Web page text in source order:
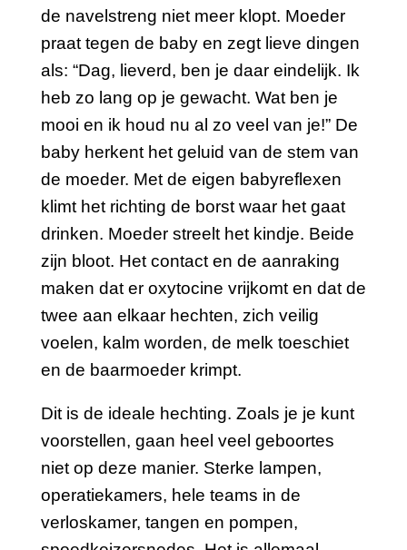
de navelstreng niet meer klopt. Moeder
praat tegen de baby en zegt lieve dingen
als: “Dag, lieverd, ben je daar eindelijk. Ik
heb zo lang op je gewacht. Wat ben je
mooi en ik houd nu al zo veel van je!” De
baby herkent het geluid van de stem van
de moeder. Met de eigen babyreflexen
klimt het richting de borst waar het gaat
drinken. Moeder streelt het kindje. Beide
zijn bloot. Het contact en de aanraking
maken dat er oxytocine vrijkomt en dat de
twee aan elkaar hechten, zich veilig
voelen, kalm worden, de melk toeschiet
en de baarmoeder krimpt.
Dit is de ideale hechting. Zoals je je kunt
voorstellen, gaan heel veel geboortes
niet op deze manier. Sterke lampen,
operatiekamers, hele teams in de
verloskamer, tangen en pompen,